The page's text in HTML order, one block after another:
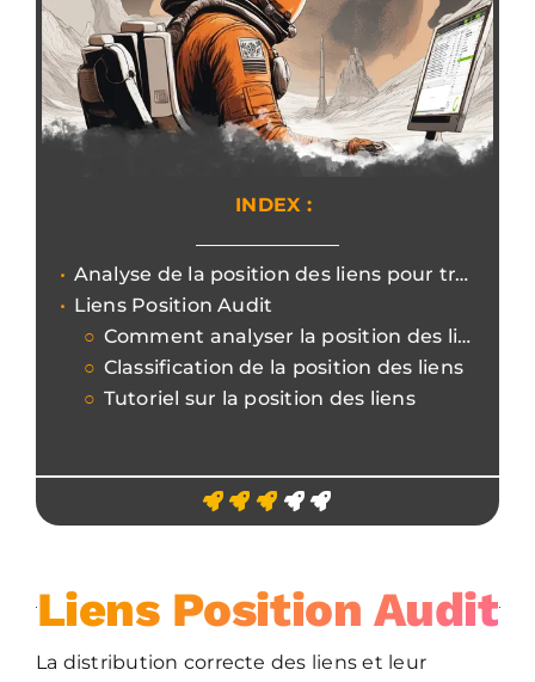
INDEX :
Analyse de la position des liens pour traiter les liens corrompus et le classement interne.
Liens Position Audit
Comment analyser la position des liens
Classification de la position des liens
Tutoriel sur la position des liens
Liens Position Audit
La distribution correcte des liens et leur